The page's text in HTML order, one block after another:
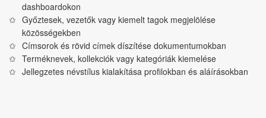
dashboardokon
Győztesek, vezetők vagy kiemelt tagok megjelölése
közösségekben
Címsorok és rövid címek díszítése dokumentumokban
Terméknevek, kollekciók vagy kategóriák kiemelése
Jellegzetes névstílus kialakítása profilokban és aláírásokban